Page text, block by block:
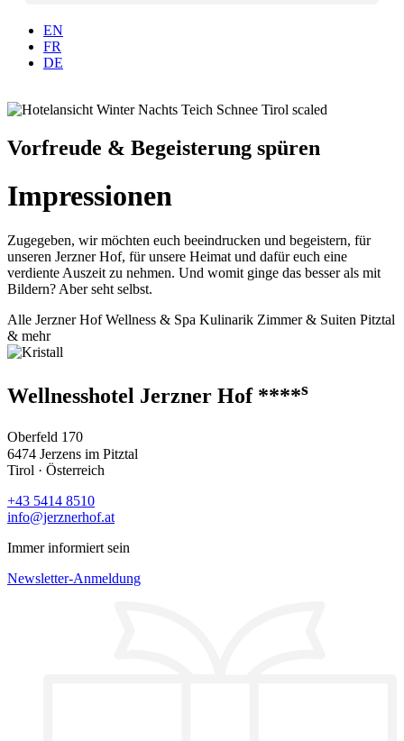
EN
FR
DE
Vorfreude & Begeisterung spüren
Impressionen
Zugegeben, wir möchten euch beeindrucken und begeistern, für
unseren Jerzner Hof, für unsere Heimat und dafür euch eine
verdiente Auszeit zu nehmen. Und womit ginge das besser als mit
Bildern? Aber seht selbst.
Alle Jerzner HofWellness & Spa Kulinarik Zimmer & Suiten Pitztal
& mehr
Wellnesshotel Jerzner Hof ****s
Oberfeld 170
6474 Jerzens im Pitztal
Tirol · Österreich
+43 5414 8510
info@jerznerhof.at
Immer informiert sein
Newsletter-Anmeldung